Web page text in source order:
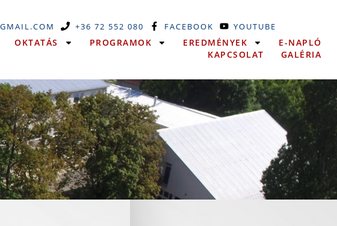
+36 72 552 080 FACEBOOK YOUTUBE
OKTATÁS PROGRAMOK EREDMÉNYEK
E-NAPLÓ
KAPCSOLAT
GALÉRIA